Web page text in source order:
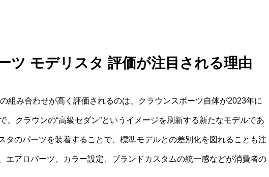
ツ モデリスタ 評価が注目される理由
組み合わせが高く評価されるのは、クラウンスポーツ自体が2023年に
、クラウンの“高級セダン”というイメージを刷新する新たなモデルであ
タのパーツを装着することで、標準モデルとの差別化を図れることも注
エアロパーツ、カラー設定、ブランドカスタムの統一感などが消費者の